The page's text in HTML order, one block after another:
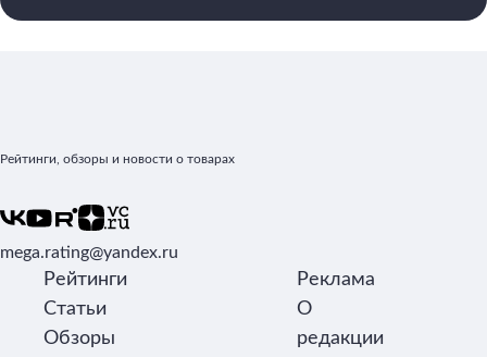
Рейтинги, обзоры и новости о товарах
mega.rating@yandex.ru
Рейтинги
Статьи
Обзоры
Реклама
О
редакции